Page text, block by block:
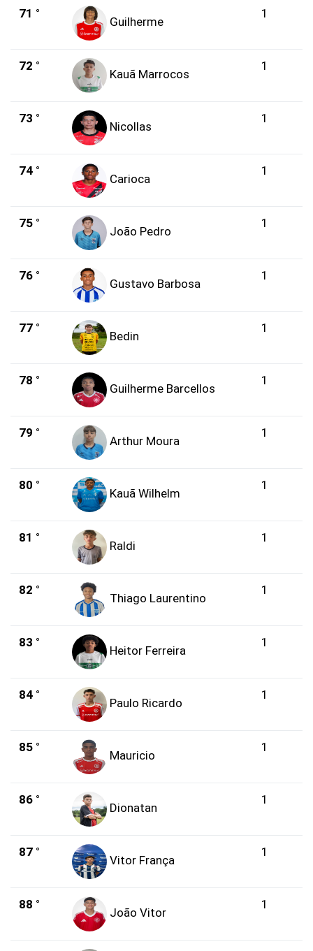
71 °
Guilherme
1
72 °
Kauã Marrocos
1
73 °
Nicollas
1
74 °
Carioca
1
75 °
João Pedro
1
76 °
Gustavo Barbosa
1
77 °
Bedin
1
78 °
Guilherme Barcellos
1
79 °
Arthur Moura
1
80 °
Kauã Wilhelm
1
81 °
Raldi
1
82 °
Thiago Laurentino
1
83 °
Heitor Ferreira
1
84 °
Paulo Ricardo
1
85 °
Mauricio
1
86 °
Dionatan
1
87 °
Vitor França
1
88 °
João Vitor
1